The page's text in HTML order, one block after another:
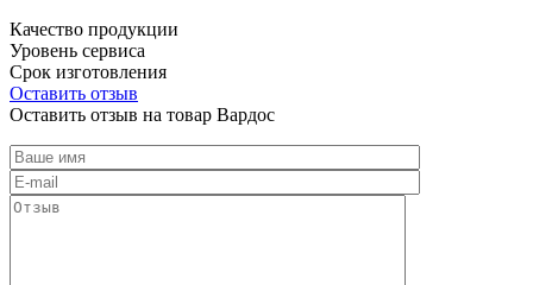
Качество продукции
Уровень сервиса
Срок изготовления
Оставить отзыв
Оставить отзыв на товар Вардос